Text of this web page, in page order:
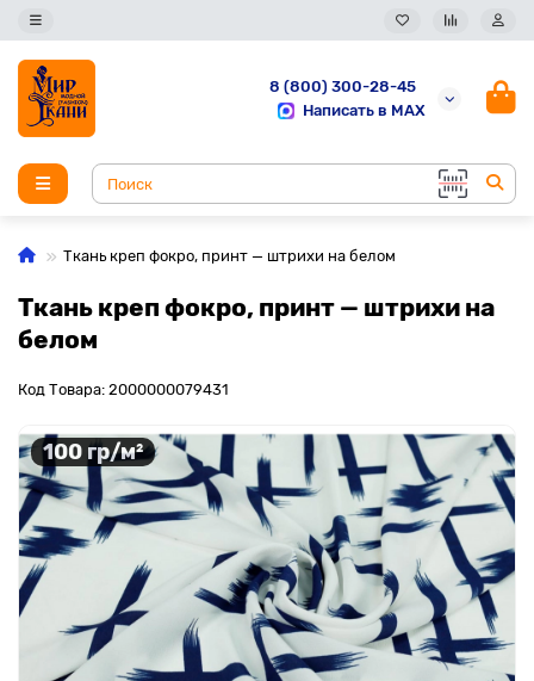
8 (800) 300-28-45
Написать в MAX
Ткань креп фокро, принт — штрихи на белом
Ткань креп фокро, принт — штрихи на
белом
Код Товара: 2000000079431
100 гр/м²